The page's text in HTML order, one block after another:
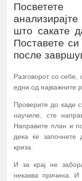
што сакате
Поставете
после
Разговорот со
едни од најважните
Проверите до каде
научиле, сте
Направите план и
дека ќе започнете
криза.
И за крај не
некаква причина. И